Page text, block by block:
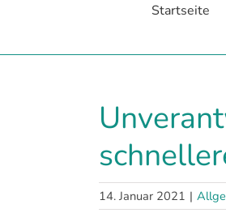
Startseite
14. Januar 2021 |